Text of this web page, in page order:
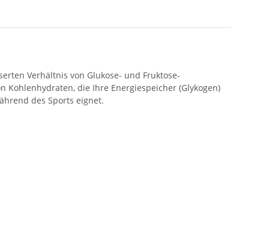
Verhältnis von Glukose- und Fruktose-
Kohlenhydraten, die Ihre Energiespeicher (Glykogen)
des Sports eignet.